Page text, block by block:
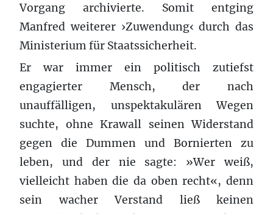
Vorgang archivierte. Somit entging
Manfred weiterer ›Zuwendung‹ durch das
Ministerium für Staatssicherheit.
Er war immer ein politisch zutiefst
engagierter Mensch, der nach
unauffälligen, unspektakulären Wegen
suchte, ohne Krawall seinen Widerstand
gegen die Dummen und Bornierten zu
leben, und der nie sagte: »Wer weiß,
vielleicht haben die da oben recht«, denn
sein wacher Verstand ließ keinen